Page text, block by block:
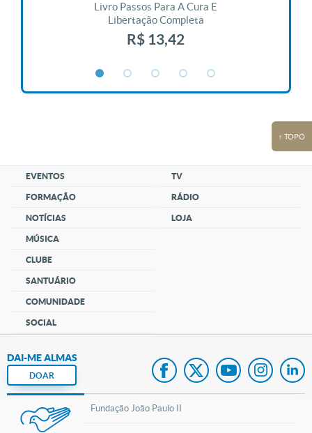
Livro Passos Para A Cura E
Libertação Completa
R$ 13,42
↑ TOPO
EVENTOS
FORMAÇÃO
NOTÍCIAS
MÚSICA
CLUBE
SANTUÁRIO
COMUNIDADE
SOCIAL
TV
RÁDIO
LOJA
DAI-ME ALMAS
DOAR
Fundação João Paulo II